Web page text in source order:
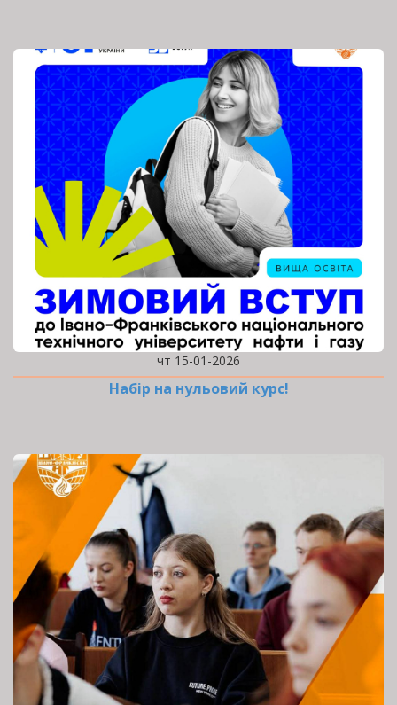
чт 15-01-2026
Набір на нульовий курс!